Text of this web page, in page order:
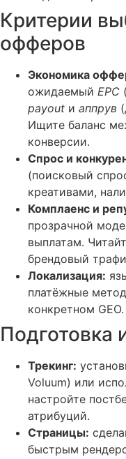
Критерии
офферов
Экономика
ожидаемый EPC
payout и аппрув
Ищите баланс
конверсии.
Спрос и
(поисковый
креативами,
Комплаенс и
прозрачной
выплатам.
брендовый
Локализация:
платёжные
конкретном GEO.
Подготовка
Трекинг:
Voluum) или
настройте
атрибуций.
Страницы:
быстрым